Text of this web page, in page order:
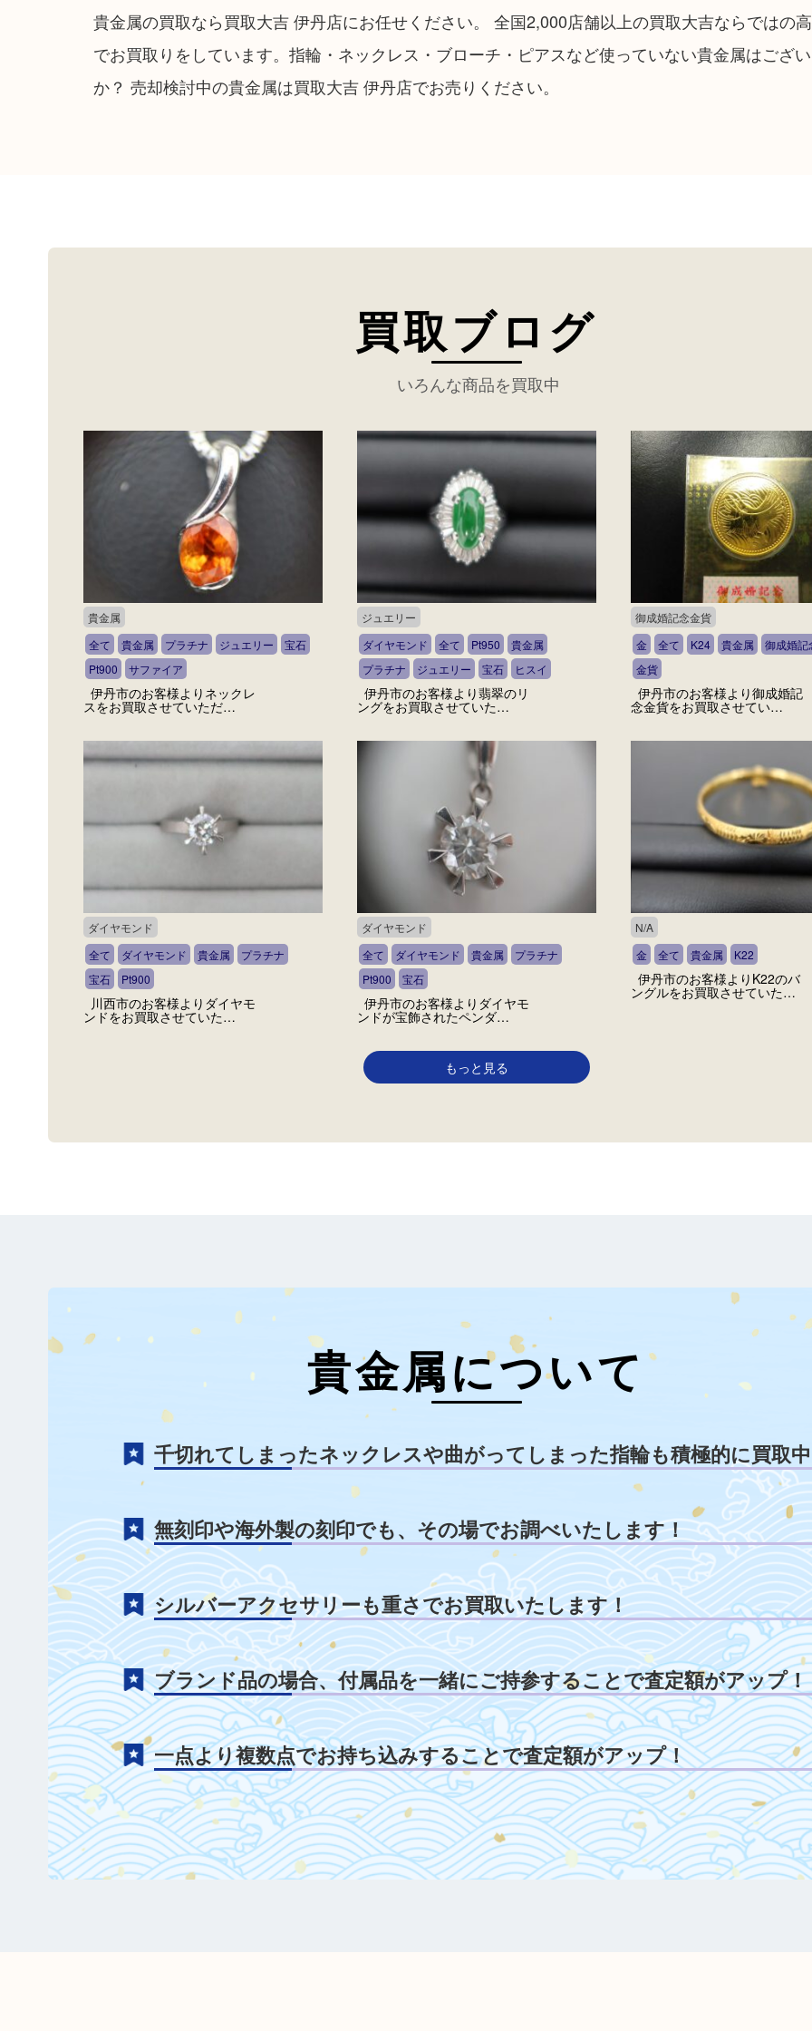
貴金属の買取なら買取大吉 伊丹店にお任せください。 全国2,000店舗以上の買取大吉ならではの
でお買取りをしています。指輪・ネックレス・ブローチ・ピアスなど使っていない貴金属はござ
か？ 売却検討中の貴金属は買取大吉 伊丹店でお売りください。
買取ブログ
いろんな商品を買取中
貴金属
全て
貴金属 プラチナ ジュエリー
宝石
Pt900
サファイア
伊丹市のお客様よりネックレ
スをお買取させていただ…
ジュエリー
ダイヤモンド
全て Pt950
貴金属
プラチナ
ジュエリー 宝石 ヒスイ
伊丹市のお客様より翡翠のリ
ングをお買取させていた…
御成婚記念金貨
金
全て K24 貴金属
御成婚記
金貨
伊丹市のお客様より御成婚記
念金貨をお買取させてい…
ダイヤモンド
全て
ダイヤモンド 貴金属
プラチナ
宝石
Pt900
川西市のお客様よりダイヤモ
ンドをお買取させていた…
ダイヤモンド
全て
ダイヤモンド 貴金属
プラチナ
Pt900
宝石
伊丹市のお客様よりダイヤモ
ンドが宝飾されたペンダ…
N/A
金
全て 貴金属 K22
伊丹市のお客様よりK22のバ
ングルをお買取させていた…
もっと見る
貴金属について
千切れてしまったネックレスや曲がってしまった指輪も積極的に買取
無刻印や海外製の刻印でも、その場でお調べいたします！
シルバーアクセサリーも重さでお買取いたします！
ブランド品の場合、付属品を一緒にご持参することで査定額がアップ！
一点より複数点でお持ち込みすることで査定額がアップ！